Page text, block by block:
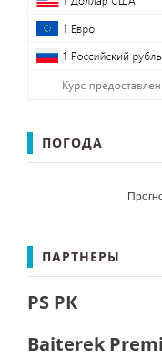
ПОГОДА
ПАРТНЕРЫ
PS РК
Baiterek